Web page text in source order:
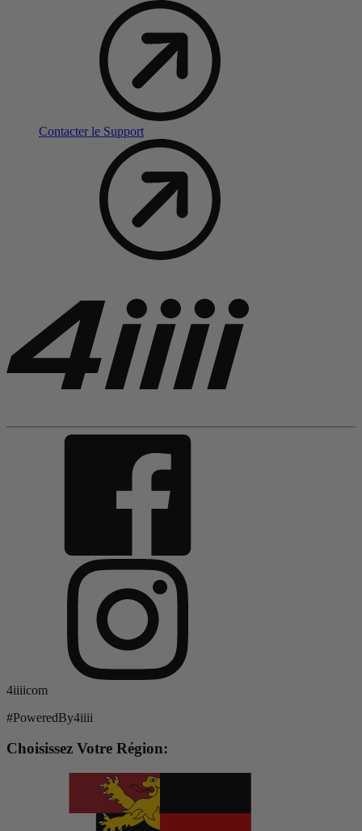
Contacter le Support
4iiiicom
#PoweredBy4iiii
Choisissez Votre Région: